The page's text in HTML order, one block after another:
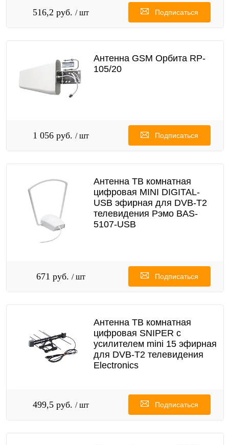
516,2 руб. / шт Подписаться
Антенна GSM Орбита RP-
105/20
1 056 руб. / шт Подписаться
Антенна ТВ комнатная
цифровая MINI DIGITAL-
USB эфирная для DVB-T2
телевидения Рэмо BAS-
5107-USB
671 руб. / шт Подписаться
Антенна ТВ комнатная
цифровая SNIPER с
усилителем mini 15 эфирная
для DVB-T2 телевидения
Electronics
499,5 руб. / шт Подписаться